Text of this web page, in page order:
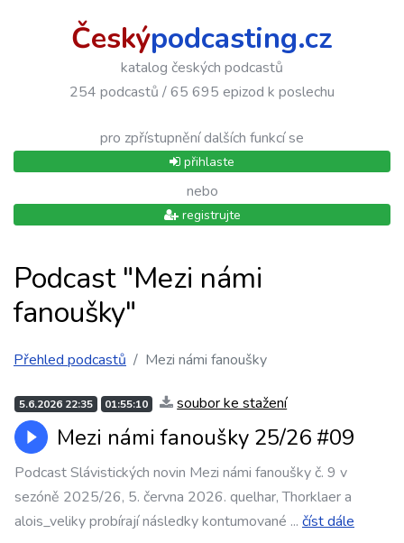
Českýpodcasting.cz
katalog českých podcastů
254 podcastů / 65 695 epizod k poslechu
pro zpřístupnění dalších funkcí se
přihlaste
nebo
registrujte
Podcast "Mezi námi
fanoušky"
Přehled podcastů Mezi námi fanoušky
5.6.2026 22:35 01:55:10 soubor ke stažení
Mezi námi fanoušky 25/26 #09
Podcast Slávistických novin Mezi námi fanoušky č. 9 v
sezóně 2025/26, 5. června 2026. quelhar, Thorklaer a
alois_veliky probírají následky kontumované ... číst dále